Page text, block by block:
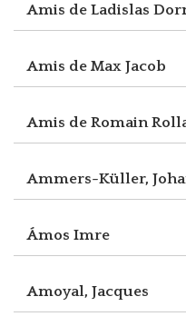
Amis de Ladislas
Amis de Max Jacob
Amis de Romain
Ammers-Küller,
Ámos Imre
Amoyal, Jacques